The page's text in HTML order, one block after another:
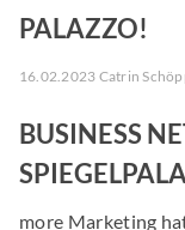
PALAZZO!
16.02.2023 Catrin
BUSINESS
more Marketing